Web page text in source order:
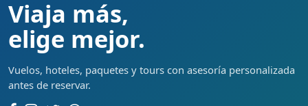
Viaja más,
elige mejor.
Vuelos, hoteles, paquetes y tours con asesoría personalizada
antes de reservar.